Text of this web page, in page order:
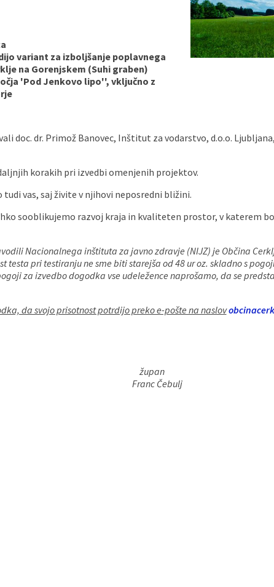
variant za izboljšanje poplavnega
na Gorenjskem (Suhi graben)
'Pod Jenkovo lipo'', vključno z
doc. dr. Primož Banovec, Inštitut za vodarstvo, d.o.o.
korakih pri izvedbi omenjenih projektov.
vas, saj živite v njihovi neposredni bližini.
sooblikujemo razvoj kraja in kvaliteten prostor, v katerem
Nacionalnega inštituta za javno zdravje (NIJZ) je Občina
testa pri testiranju ne sme biti starejša od 48 ur oz. skladno s
za izvedbo dogodka vse udeležence naprošamo, da se
da svojo prisotnost potrdijo preko e-pošte na naslov